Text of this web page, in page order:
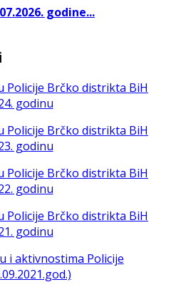
godine...
Policije Brčko distrikta BiH
godinu
Policije Brčko distrikta BiH
godinu
Policije Brčko distrikta BiH
godinu
Policije Brčko distrikta BiH
godinu
i aktivnostima Policije